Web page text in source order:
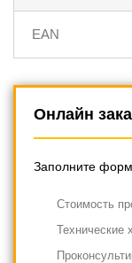
EAN
Онлайн
Заполните
Cтоимость
Технические